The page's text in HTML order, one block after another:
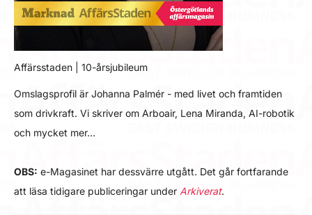
Affärsstaden | 10-årsjubileum
Omslagsprofil är Johanna Palmér - med livet och framtiden
som drivkraft. Vi skriver om Arboair, Lena Miranda, AI-robotik
och mycket mer…
OBS: e-Magasinet har dessvärre utgått. Det går fortfarande
att läsa tidigare publiceringar under Arkiverat.